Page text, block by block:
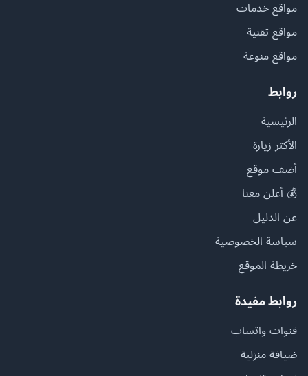
مواقع خدمات
مواقع تقنية
مواقع منوعة
روابط
الرئيسية
الأكثر زيارة
أضف موقع
💰 أعلن معنا
عن الدليل
سياسة الخصوصية
خريطة الموقع
روابط مفيدة
قنوات واتساب
ضيافة منزلية